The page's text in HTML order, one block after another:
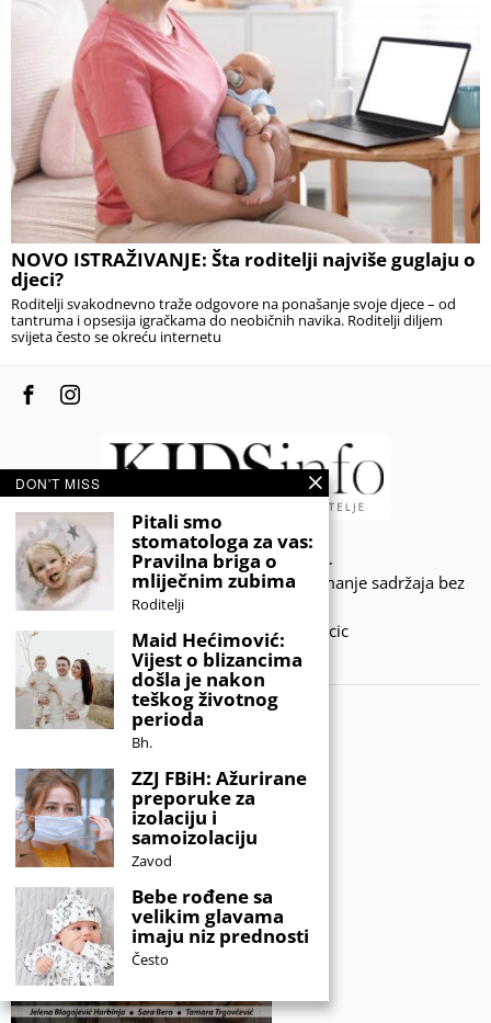
NOVO ISTRAŽIVANJE: Šta roditelji najviše guglaju o
djeci?
Roditelji svakodnevno traže odgovore na ponašanje svoje djece – od
tantruma i opsesija igračkama do neobičnih navika. Roditelji diljem
svijeta često se okreću internetu
© 2020 - KIDSINFO.BA.
Sva prava zadržana. Zabranjeno preuzimanje sadržaja bez
dozvole izdavača.
Developed by Amar SIjercic
IZAŠAO JE NOVI MAGAZIN!
DON'T MISS
Pitali smo
stomatologa za vas:
Pravilna briga o
mliječnim zubima
Roditelji
Maid Hećimović:
Vijest o blizancima
došla je nakon
teškog životnog
perioda
Bh.
ZZJ FBiH: Ažurirane
preporuke za
izolaciju i
samoizolaciju
Zavod
Bebe rođene sa
velikim glavama
imaju niz prednosti
Često